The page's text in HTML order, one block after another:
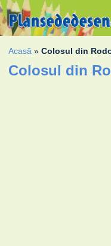
Acasă »Colosul din
Colosul din